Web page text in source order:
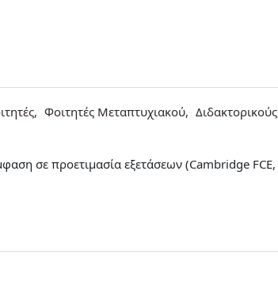
Φοιτητές Μεταπτυχιακού
Διδακτορικούς
σε προετιμασία εξετάσεων (Cambridge FCE,